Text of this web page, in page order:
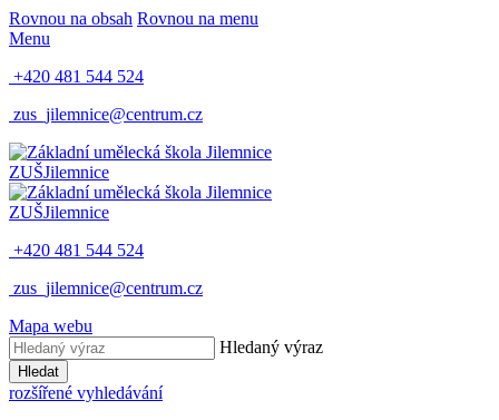
Rovnou na obsah Rovnou na menu
Menu
+420 481 544 524
zus_jilemnice@centrum.cz
ZUŠJilemnice
ZUŠJilemnice
+420 481 544 524
zus_jilemnice@centrum.cz
Mapa webu
Hledaný výraz
Hledat
rozšířené vyhledávání